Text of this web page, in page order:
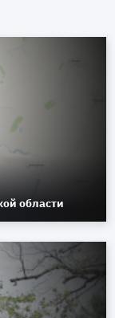
области